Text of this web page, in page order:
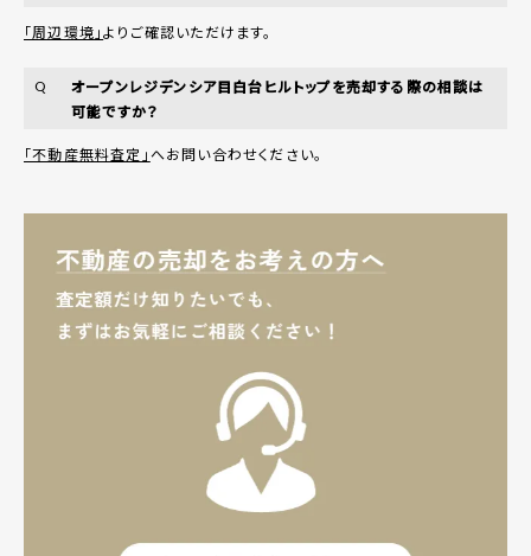
「周辺環境」よりご確認いただけます。
Q
オープンレジデンシア目白台ヒルトップを売却する際の相談は
可能ですか？
「不動産無料査定」へお問い合わせください。